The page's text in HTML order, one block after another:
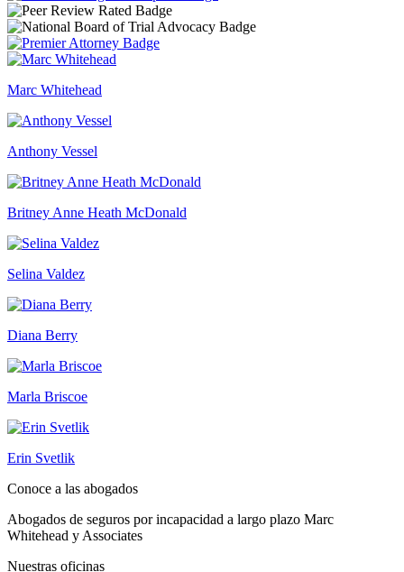
Marc Whitehead
Anthony Vessel
Britney Anne Heath McDonald
Selina Valdez
Diana Berry
Marla Briscoe
Erin Svetlik
Conoce a las abogados
Abogados de seguros por incapacidad a largo plazo Marc
Whitehead y Associates
Nuestras oficinas